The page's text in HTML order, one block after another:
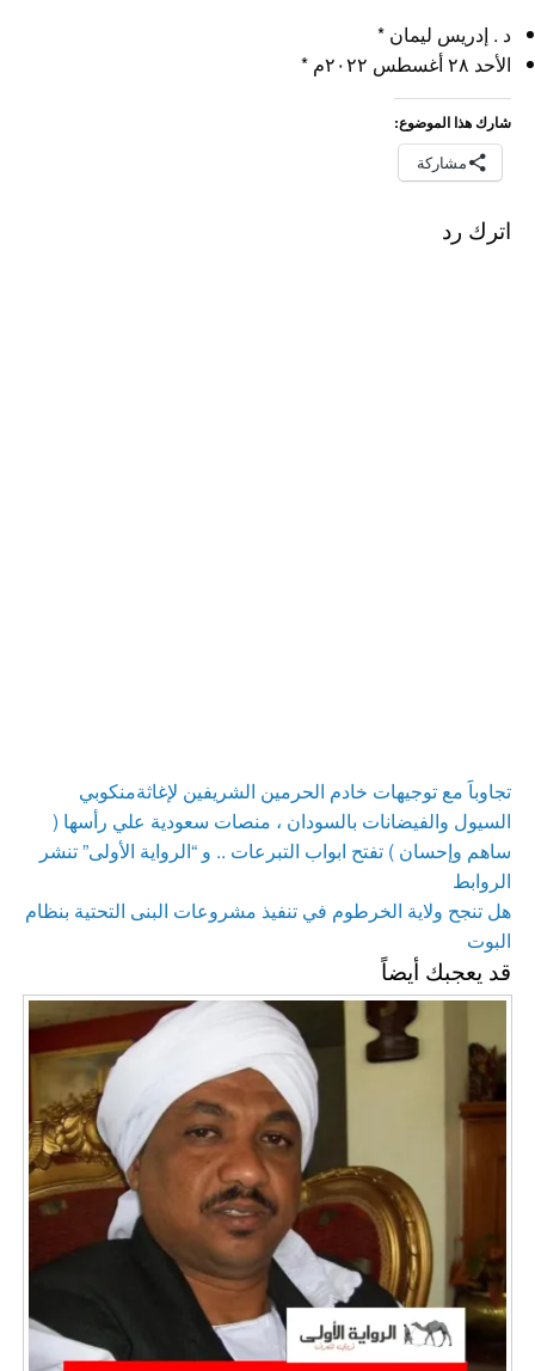
د . إدريس ليمان *
الأحد ٢٨ أغسطس ٢٠٢٢م *
شارك هذا الموضوع:
مشاركة
اترك رد
تصفّح
المقالات
المقالة
السابقة
تجاوباََ مع توجيهات خادم الحرمين الشريفين لإغاثةمنكوبي
السيول والفيضانات بالسودان ، منصات سعودية علي رأسها (
ساهم وإحسان ) تفتح ابواب التبرعات .. و “الرواية الأولى” تنشر
الروابط
المقالة
التالية
هل تنجح ولاية الخرطوم في تنفيذ مشروعات البنى التحتية بنظام
البوت
قد يعجبك أيضاً